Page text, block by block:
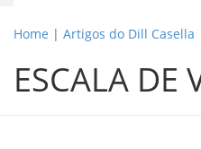
Home | Artigos do Dill Casella
ESCALA DE